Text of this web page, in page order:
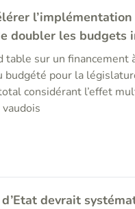
doubler les budgets
table sur un financement
pour la
considérant l’effet
devrait